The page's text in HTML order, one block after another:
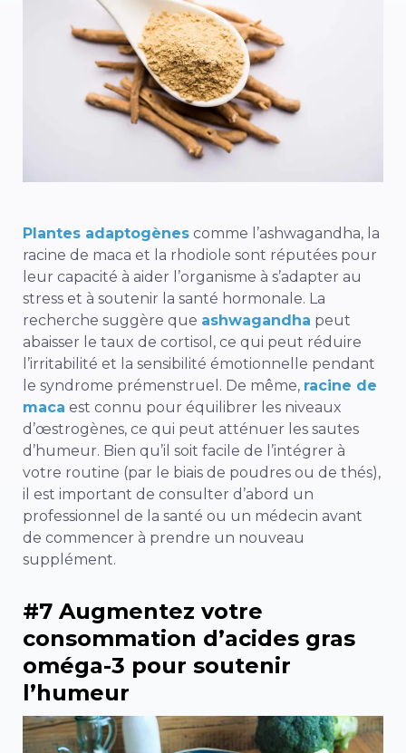
Plantes adaptogènes comme l’ashwagandha, la
racine de maca et la rhodiole sont réputées pour
leur capacité à aider l’organisme à s’adapter au
stress et à soutenir la santé hormonale. La
recherche suggère que ashwagandha peut
abaisser le taux de cortisol, ce qui peut réduire
l’irritabilité et la sensibilité émotionnelle pendant
le syndrome prémenstruel. De même, racine de
maca est connu pour équilibrer les niveaux
d’œstrogènes, ce qui peut atténuer les sautes
d’humeur. Bien qu’il soit facile de l’intégrer à
votre routine (par le biais de poudres ou de thés),
il est important de consulter d’abord un
professionnel de la santé ou un médecin avant
de commencer à prendre un nouveau
supplément.
#7 Augmentez votre
consommation d’acides gras
oméga-3 pour soutenir
l’humeur